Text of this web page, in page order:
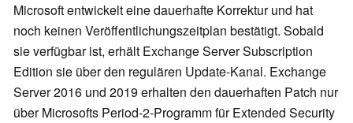
Microsoft entwickelt eine dauerhafte Korrektur und hat
noch keinen Veröffentlichungszeitplan bestätigt. Sobald
sie verfügbar ist, erhält Exchange Server Subscription
Edition sie über den regulären Update-Kanal. Exchange
Server 2016 und 2019 erhalten den dauerhaften Patch nur
über Microsofts Period-2-Programm für Extended Security